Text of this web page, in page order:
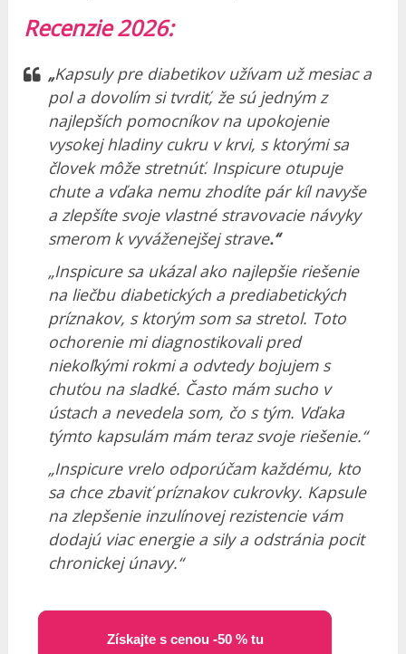
Recenzie 2026:
„Kapsuly pre diabetikov užívam už mesiac a
pol a dovolím si tvrdiť, že sú jedným z
najlepších pomocníkov na upokojenie
vysokej hladiny cukru v krvi, s ktorými sa
človek môže stretnúť. Inspicure otupuje
chute a vďaka nemu zhodíte pár kíl navyše
a zlepšíte svoje vlastné stravovacie návyky
smerom k vyváženejšej strave.“
„Inspicure sa ukázal ako najlepšie riešenie
na liečbu diabetických a prediabetických
príznakov, s ktorým som sa stretol. Toto
ochorenie mi diagnostikovali pred
niekoľkými rokmi a odvtedy bojujem s
chuťou na sladké. Často mám sucho v
ústach a nevedela som, čo s tým. Vďaka
týmto kapsulám mám teraz svoje riešenie.“
„Inspicure vrelo odporúčam každému, kto
sa chce zbaviť príznakov cukrovky. Kapsule
na zlepšenie inzulínovej rezistencie vám
dodajú viac energie a sily a odstránia pocit
chronickej únavy.“
Získajte s cenou -50 % tu